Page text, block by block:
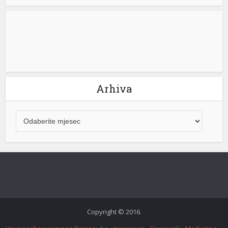
Arhiva
Copyright © 2016.